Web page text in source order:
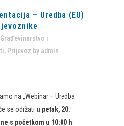
– Uredba (EU)
Građevinarstvo i
, Prijevoz by admin
na „Webinar – Uredba
se održati u petak, 20.
s početkom u 10:00 h